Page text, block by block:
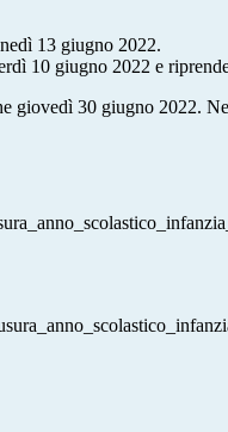
13 giugno 2022.
10 giugno 2022 e
giovedì 30 giugno 2022.